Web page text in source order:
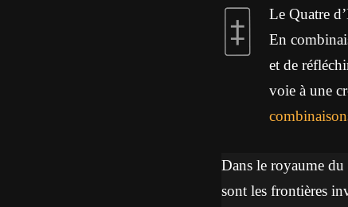
Le Quatre
En
et de
voie à une
Dans le royaume du
sont les frontières